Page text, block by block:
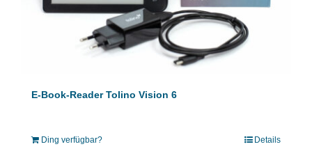
E-Book-Reader Tolino Vision 6
Ding verfügbar? Details